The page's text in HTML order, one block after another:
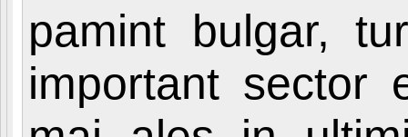
pamint bulgar,
important sector